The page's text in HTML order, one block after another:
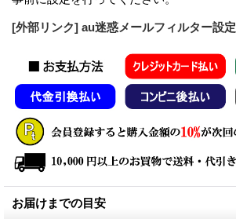
[外部リンク] au迷惑メールフィルター設定
お届けまでの目安